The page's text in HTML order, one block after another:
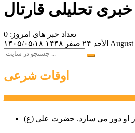
خبری تحلیلی قارتال
تعداد خبر های امروز: 0
۱۴۰۵/۰۵/۱۸
الأحد ۲۴ صفر ۱۴۴۸ August
اوقات شرعی
او دور می سازد.